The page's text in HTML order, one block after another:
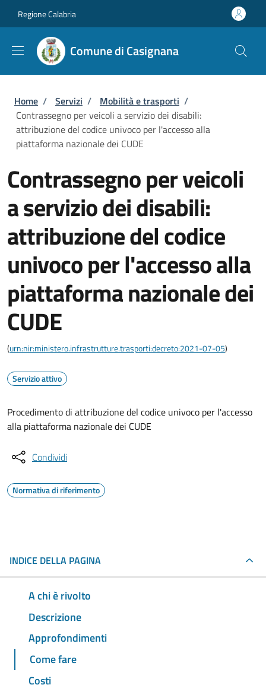
Regione Calabria
Comune di Casignana
Briciole di pane
Home / Servizi / Mobilità e trasporti /
Contrassegno per veicoli a servizio dei disabili:
attribuzione del codice univoco per l'accesso alla
piattaforma nazionale dei CUDE
Contrassegno per veicoli
a servizio dei disabili:
attribuzione del codice
univoco per l'accesso alla
piattaforma nazionale dei
CUDE
(urn:nir:ministero.infrastrutture.trasporti:decreto:2021-07-05)
Servizio attivo
Procedimento di attribuzione del codice univoco per l'accesso
alla piattaforma nazionale dei CUDE
Condividi
Normativa di riferimento
INDICE DELLA PAGINA
A chi è rivolto
Descrizione
Approfondimenti
Come fare
Costi